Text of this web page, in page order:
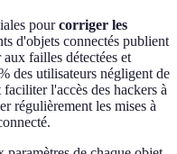
pourcorriger les
d'objets connectés publient
failles détectées et
des utilisateurs négligent de
l'accès des hackers à
régulièrement les mises à